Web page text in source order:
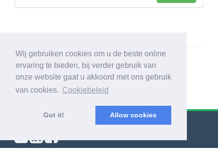
Wij gebruiken cookies om u de beste online
ervaring te bieden, bij verder gebruik van
onze website gaat u akkoord met ons gebruik
van cookies. Cookiebeleid
Got it! Allow cookies
© Export Worldwide 2026